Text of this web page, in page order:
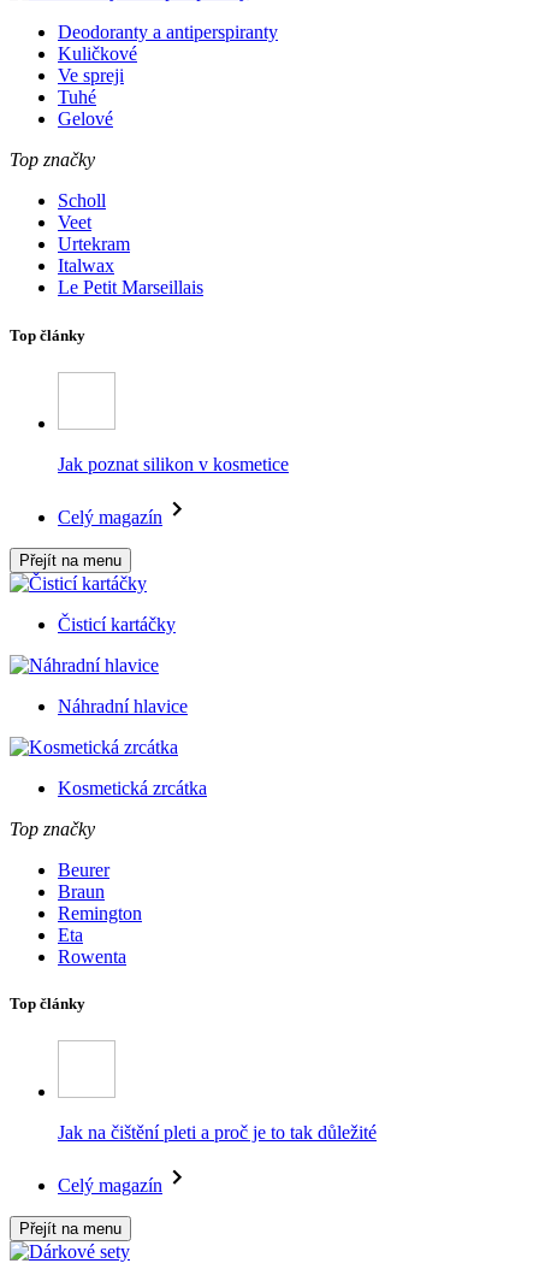
Deodoranty a antiperspiranty
Kuličkové
Ve spreji
Tuhé
Gelové
Top značky
Scholl
Veet
Urtekram
Italwax
Le Petit Marseillais
Top články
Jak poznat silikon v kosmetice
Celý magazín
Přejít na menu
Čisticí kartáčky
Náhradní hlavice
Kosmetická zrcátka
Top značky
Beurer
Braun
Remington
Eta
Rowenta
Top články
Jak na čištění pleti a proč je to tak důležité
Celý magazín
Přejít na menu